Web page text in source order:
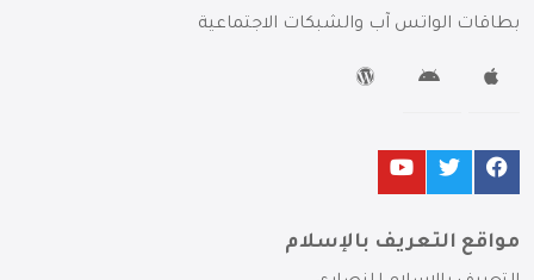
بطاقات الواتس آب والشبكات الاجتماعية
مواقع التعريف بالإسلام